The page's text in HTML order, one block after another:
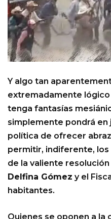
Y algo tan
extremadamente lógico
tenga fantasías
simplemente pondrá en
política de ofrecer
permitir, indiferente, los
de la valiente
Delfina Gómez y el
habitantes.
Quienes se oponen a